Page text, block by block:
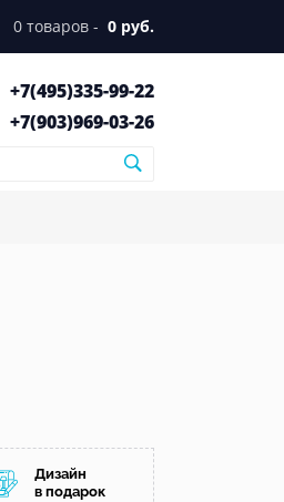
0 товаров - 0 руб.
+7(495)335-99-22
+7(903)969-03-26
Дизайн
в подарок